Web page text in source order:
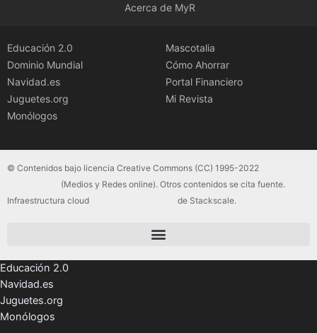
Acerca de MyR
Educación 2.0
Dominio Mundial
Navidad.es
Juguetes.org
Monólogos
Mascotalia
Cómo Ahorrar
Portal Financiero
Mi Revista
© Contenidos bajo licencia Creative Commons (CC) 1995-2022
(Medios y Redes online). Otros contenidos se cita fuente.
Infraestructura cloud
de Stackscale.
Educación 2.0
Navidad.es
Juguetes.org
Monólogos